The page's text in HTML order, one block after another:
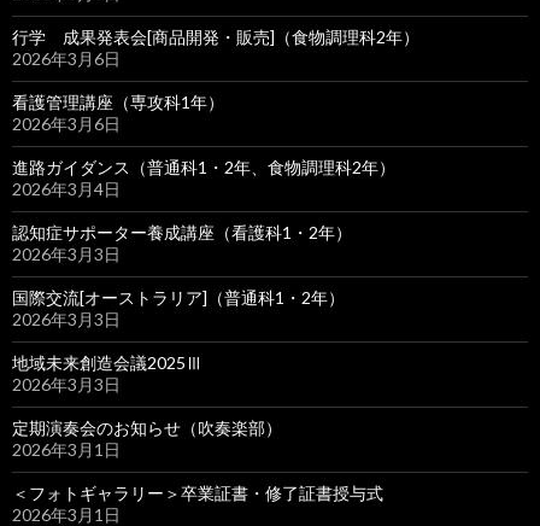
行学 成果発表会[商品開発・販売]（食物調理科2年）
2026年3月6日
看護管理講座（専攻科1年）
2026年3月6日
進路ガイダンス（普通科1・2年、食物調理科2年）
2026年3月4日
認知症サポーター養成講座（看護科1・2年）
2026年3月3日
国際交流[オーストラリア]（普通科1・2年）
2026年3月3日
地域未来創造会議2025Ⅲ
2026年3月3日
定期演奏会のお知らせ（吹奏楽部）
2026年3月1日
＜フォトギャラリー＞卒業証書・修了証書授与式
2026年3月1日